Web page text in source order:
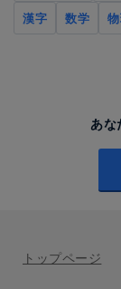
漢字
数学
あな
トップページ